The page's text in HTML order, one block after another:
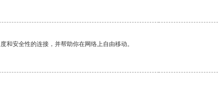
和安全性的连接，并帮助你在网络上自由移动。